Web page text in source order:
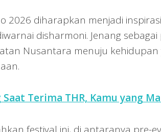
2026 diharapkan menjadi
disharmoni. Jenang
Nusantara menuju kehidupan
Terima THR, Kamu yang